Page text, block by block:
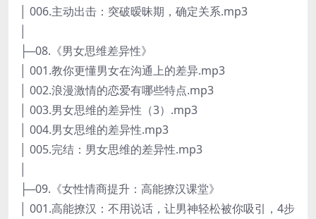
│ 006.主动出击：突破暧昧期，确定关系.mp3
├─08.《男女思维差异性》
│ 001.教你更懂男女在沟通上的差异.mp3
│ 002.浪漫激情的恋爱有哪些特点.mp3
│ 003.男女思维的差异性（3）.mp3
│ 004.男女思维的差异性.mp3
│ 005.完结：男女思维的差异性.mp3
├─09.《女性情商提升：高能撩汉课堂》
│ 001.高能撩汉：不用说话，让男神轻松被你吸引，4步